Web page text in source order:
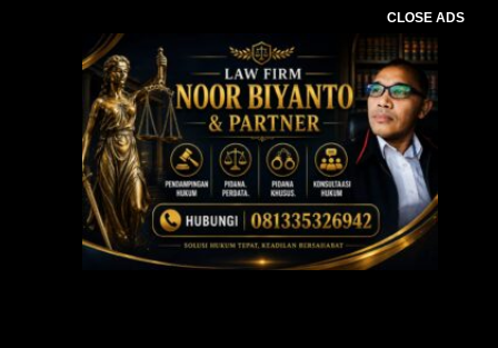
CLOSE ADS